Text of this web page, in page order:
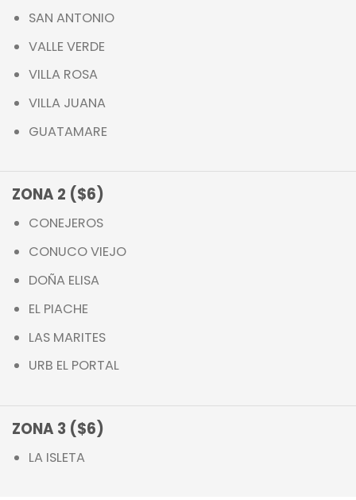
SAN ANTONIO
VALLE VERDE
VILLA ROSA
VILLA JUANA
GUATAMARE
ZONA 2 ($6)
CONEJEROS
CONUCO VIEJO
DOÑA ELISA
EL PIACHE
LAS MARITES
URB EL PORTAL
ZONA 3 ($6)
LA ISLETA